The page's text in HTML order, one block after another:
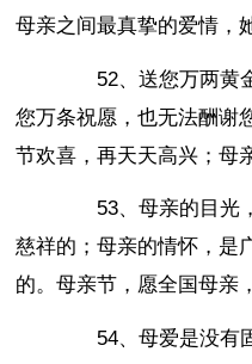
母亲之间最真挚的爱情，
52、送您万两黄金
您万条祝愿，也无法酬谢
节欢喜，再天天高兴；母
53、母亲的目光，
慈祥的；母亲的情怀，是
的。母亲节，愿全国母亲
54、母爱是没有固